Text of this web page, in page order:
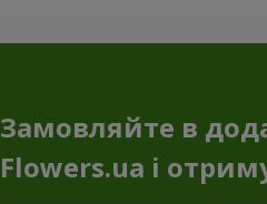
Замовляйте в
Flowers.ua і